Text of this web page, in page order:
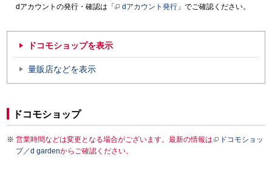
dアカウントの発行・確認は「
dアカウント発行 」でご確認ください。
ドコモショップを表示
量販店などを表示
ドコモショップ
営業時間などは変更となる場合がございます。最新の情報は
ドコモショッ
プ／d gardenからご確認ください。